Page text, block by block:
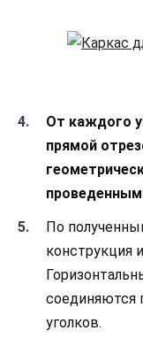
От каждого
прямой
По
конструкция
соединяются
уголков.